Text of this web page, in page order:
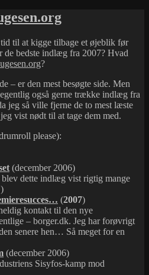
til at kigge tilbage et øjeblik før
bedste indlæg fra 2007? Hvad
?
– er den mest besøgte side. Men
også gerne trække indlæg fra
jeg så ville fjerne de to mest læste
vist nødt til at tage dem med.
please):
(december 2006)
dette indlæg vist rigtig mange
(2007)
kontakt til den nye
– borger.dk. Jeg har forøvrigt
senere hen… Så meget for en
(december 2006)
Sisyfos-kamp mod